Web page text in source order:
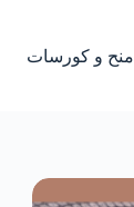
منح و كورسات